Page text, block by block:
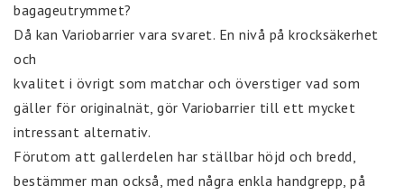
bagageutrymmet?
Då kan Variobarrier vara svaret. En nivå på krocksäkerhet
och
kvalitet i övrigt som matchar och överstiger vad som
gäller för originalnät, gör Variobarrier till ett mycket
intressant alternativ.
Förutom att gallerdelen har ställbar höjd och bredd,
bestämmer man också, med några enkla handgrepp, på